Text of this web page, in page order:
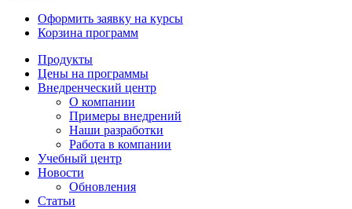
Оформить заявку на курсы
Корзина программ
Продукты
Цены на программы
Внедренческий центр
О компании
Примеры внедрений
Наши разработки
Работа в компании
Учебный центр
Новости
Обновления
Статьи